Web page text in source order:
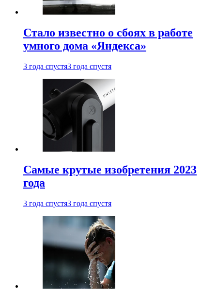
Стало известно о сбоях в работе
умного дома «Яндекса»
3 года спустя3 года спустя
Самые крутые изобретения 2023
года
3 года спустя3 года спустя